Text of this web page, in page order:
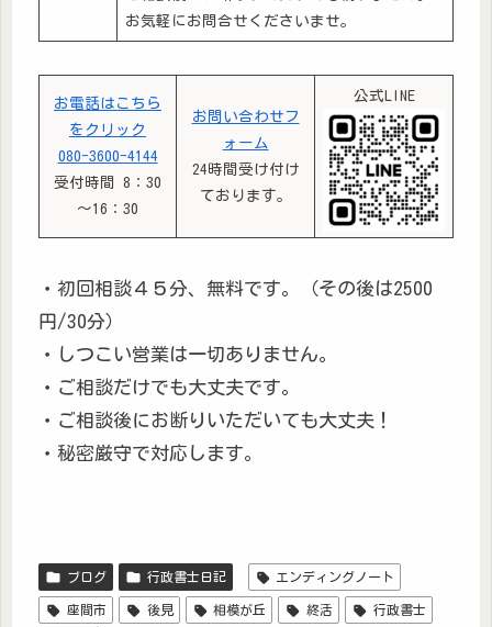
お気軽にお問合せくださいませ。
お電話はこちら
をクリック
080-3600-4144
受付時間 8：30
～16：30
お問い合わせフ
ォーム
24時間受け付け
ております。
公式LINE
・初回相談４５分、無料です。（その後は2500
円/30分）
・しつこい営業は一切ありません。
・ご相談だけでも大丈夫です。
・ご相談後にお断りいただいても大丈夫！
・秘密厳守で対応します。
ブログ 行政書士日記 エンディングノート
座間市 後見 相模が丘 終活 行政書士